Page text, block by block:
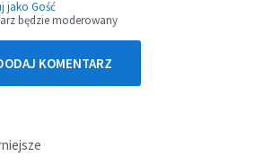
jako Gość
będzie moderowany
KOMENTARZ